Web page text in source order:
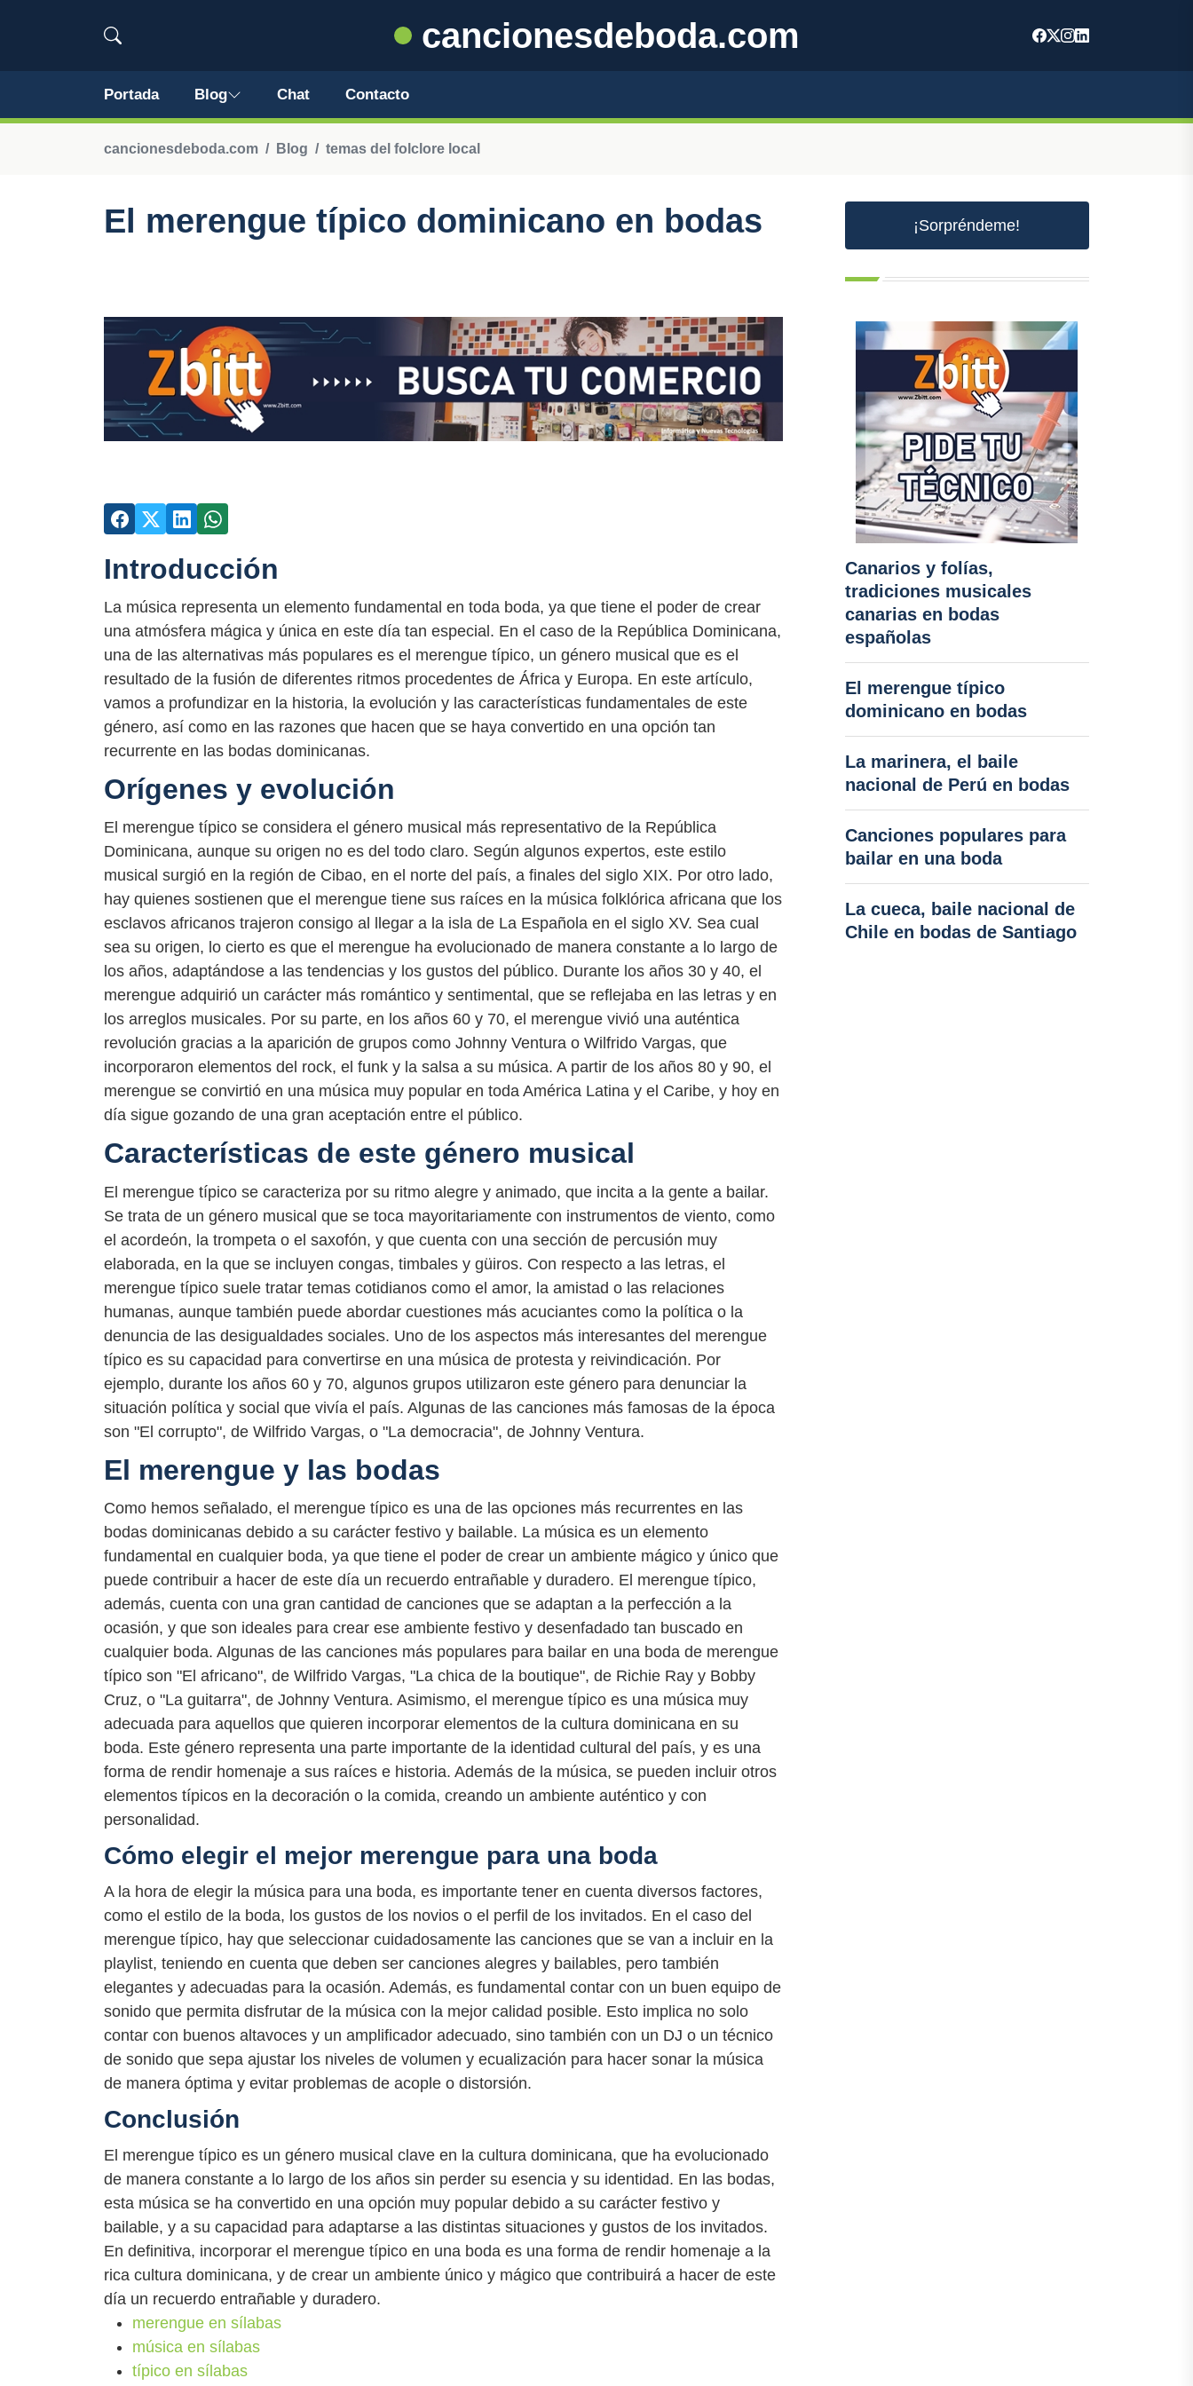
cancionesdeboda.com
Portada Blog Chat Contacto
cancionesdeboda.com Blog temas del folclore local
El merengue típico dominicano en bodas
Introducción
La música representa un elemento fundamental en toda boda, ya que tiene el poder de crear
una atmósfera mágica y única en este día tan especial. En el caso de la República Dominicana,
una de las alternativas más populares es el merengue típico, un género musical que es el
resultado de la fusión de diferentes ritmos procedentes de África y Europa. En este artículo,
vamos a profundizar en la historia, la evolución y las características fundamentales de este
género, así como en las razones que hacen que se haya convertido en una opción tan
recurrente en las bodas dominicanas.
Orígenes y evolución
El merengue típico se considera el género musical más representativo de la República
Dominicana, aunque su origen no es del todo claro. Según algunos expertos, este estilo
musical surgió en la región de Cibao, en el norte del país, a finales del siglo XIX. Por otro lado,
hay quienes sostienen que el merengue tiene sus raíces en la música folklórica africana que los
esclavos africanos trajeron consigo al llegar a la isla de La Española en el siglo XV. Sea cual
sea su origen, lo cierto es que el merengue ha evolucionado de manera constante a lo largo de
los años, adaptándose a las tendencias y los gustos del público. Durante los años 30 y 40, el
merengue adquirió un carácter más romántico y sentimental, que se reflejaba en las letras y en
los arreglos musicales. Por su parte, en los años 60 y 70, el merengue vivió una auténtica
revolución gracias a la aparición de grupos como Johnny Ventura o Wilfrido Vargas, que
incorporaron elementos del rock, el funk y la salsa a su música. A partir de los años 80 y 90, el
merengue se convirtió en una música muy popular en toda América Latina y el Caribe, y hoy en
día sigue gozando de una gran aceptación entre el público.
Características de este género musical
El merengue típico se caracteriza por su ritmo alegre y animado, que incita a la gente a bailar.
Se trata de un género musical que se toca mayoritariamente con instrumentos de viento, como
el acordeón, la trompeta o el saxofón, y que cuenta con una sección de percusión muy
elaborada, en la que se incluyen congas, timbales y güiros. Con respecto a las letras, el
merengue típico suele tratar temas cotidianos como el amor, la amistad o las relaciones
humanas, aunque también puede abordar cuestiones más acuciantes como la política o la
denuncia de las desigualdades sociales. Uno de los aspectos más interesantes del merengue
típico es su capacidad para convertirse en una música de protesta y reivindicación. Por
ejemplo, durante los años 60 y 70, algunos grupos utilizaron este género para denunciar la
situación política y social que vivía el país. Algunas de las canciones más famosas de la época
son "El corrupto", de Wilfrido Vargas, o "La democracia", de Johnny Ventura.
El merengue y las bodas
Como hemos señalado, el merengue típico es una de las opciones más recurrentes en las
bodas dominicanas debido a su carácter festivo y bailable. La música es un elemento
fundamental en cualquier boda, ya que tiene el poder de crear un ambiente mágico y único que
puede contribuir a hacer de este día un recuerdo entrañable y duradero. El merengue típico,
además, cuenta con una gran cantidad de canciones que se adaptan a la perfección a la
ocasión, y que son ideales para crear ese ambiente festivo y desenfadado tan buscado en
cualquier boda. Algunas de las canciones más populares para bailar en una boda de merengue
típico son "El africano", de Wilfrido Vargas, "La chica de la boutique", de Richie Ray y Bobby
Cruz, o "La guitarra", de Johnny Ventura. Asimismo, el merengue típico es una música muy
adecuada para aquellos que quieren incorporar elementos de la cultura dominicana en su
boda. Este género representa una parte importante de la identidad cultural del país, y es una
forma de rendir homenaje a sus raíces e historia. Además de la música, se pueden incluir otros
elementos típicos en la decoración o la comida, creando un ambiente auténtico y con
personalidad.
Cómo elegir el mejor merengue para una boda
A la hora de elegir la música para una boda, es importante tener en cuenta diversos factores,
como el estilo de la boda, los gustos de los novios o el perfil de los invitados. En el caso del
merengue típico, hay que seleccionar cuidadosamente las canciones que se van a incluir en la
playlist, teniendo en cuenta que deben ser canciones alegres y bailables, pero también
elegantes y adecuadas para la ocasión. Además, es fundamental contar con un buen equipo de
sonido que permita disfrutar de la música con la mejor calidad posible. Esto implica no solo
contar con buenos altavoces y un amplificador adecuado, sino también con un DJ o un técnico
de sonido que sepa ajustar los niveles de volumen y ecualización para hacer sonar la música
de manera óptima y evitar problemas de acople o distorsión.
Conclusión
El merengue típico es un género musical clave en la cultura dominicana, que ha evolucionado
de manera constante a lo largo de los años sin perder su esencia y su identidad. En las bodas,
esta música se ha convertido en una opción muy popular debido a su carácter festivo y
bailable, y a su capacidad para adaptarse a las distintas situaciones y gustos de los invitados.
En definitiva, incorporar el merengue típico en una boda es una forma de rendir homenaje a la
rica cultura dominicana, y de crear un ambiente único y mágico que contribuirá a hacer de este
día un recuerdo entrañable y duradero.
merengue en sílabas
música en sílabas
típico en sílabas
¡Sorpréndeme!
Canarios y folías,
tradiciones musicales
canarias en bodas
españolas
El merengue típico
dominicano en bodas
La marinera, el baile
nacional de Perú en bodas
Canciones populares para
bailar en una boda
La cueca, baile nacional de
Chile en bodas de Santiago